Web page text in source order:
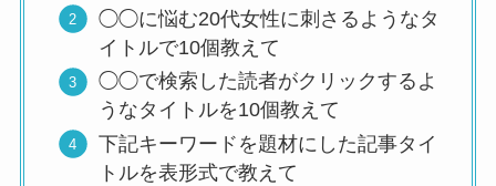
◯◯に悩む20代女性に刺さるようなタ
イトルで10個教えて
◯◯で検索した読者がクリックするよ
うなタイトルを10個教えて
下記キーワードを題材にした記事タイ
トルを表形式で教えて